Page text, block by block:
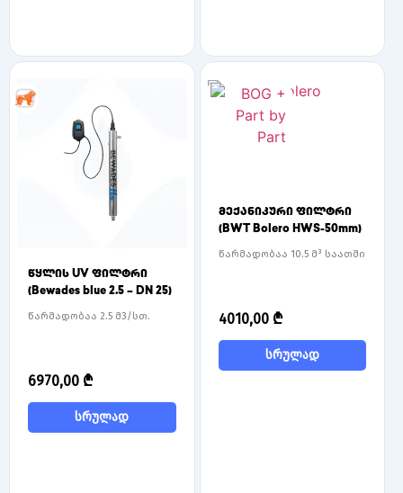
წყლის UV ფილტრი
(Bewades blue 2.5 – DN 25)
წარმადობაა 2.5 მ3/სთ.
6970,00 ₾
სრულად
მექანიკური ფილტრი
(BWT Bolero HWS-50mm)
წარმადობაა 10.5 მ³ საათში
4010,00 ₾
სრულად